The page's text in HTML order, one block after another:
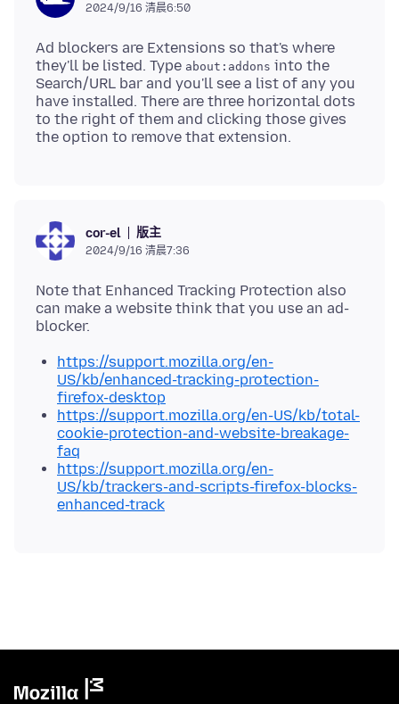
2024/9/16 清晨6:50
Ad blockers are Extensions so that's where
they'll be listed. Type about:addons into the
Search/URL bar and you'll see a list of any you
have installed. There are three horizontal dots
to the right of them and clicking those gives
cor-el 版主
2024/9/16 清晨7:36
Note that Enhanced Tracking Protection also
can make a website think that you use an ad-
https://support.mozilla.org/en-
US/kb/enhanced-tracking-protection-
firefox-desktop
https://support.mozilla.org/en-US/kb/total-
cookie-protection-and-website-breakage-
faq
https://support.mozilla.org/en-
US/kb/trackers-and-scripts-firefox-blocks-
enhanced-track